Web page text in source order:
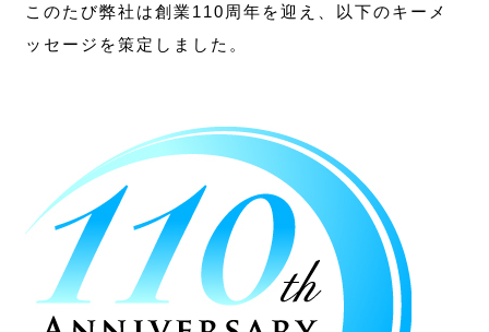
このたび弊社は創業110周年を迎え、以下のキーメ
ッセージを策定しました。